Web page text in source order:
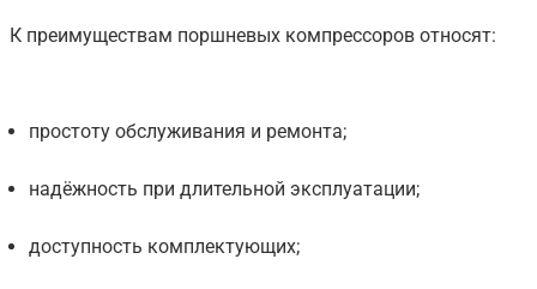
К преимуществам поршневых компрессоров относят:
простоту обслуживания и ремонта;
надёжность при длительной эксплуатации;
доступность комплектующих;